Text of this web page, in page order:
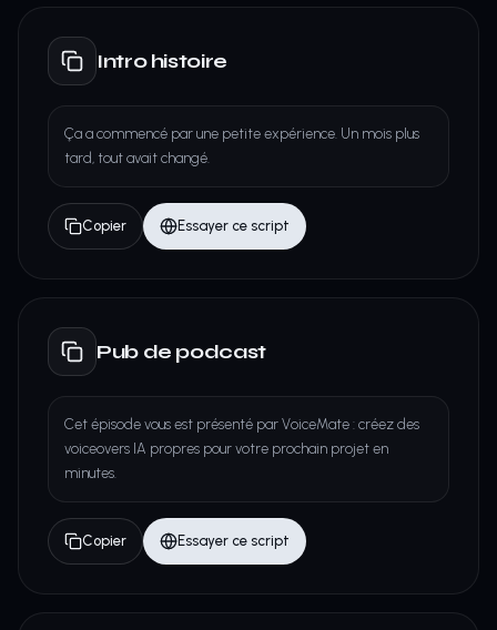
Intro histoire
Ça a commencé par une petite expérience. Un mois plus
tard, tout avait changé.
Copier Essayer ce script
Pub de podcast
Cet épisode vous est présenté par VoiceMate : créez des
voiceovers IA propres pour votre prochain projet en
minutes.
Copier Essayer ce script